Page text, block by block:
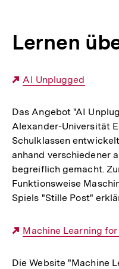
Lernen
Externer
AI Unplugged
Das Angebot "AI
Alexander-Universität
Schulklassen
anhand verschiedener
begreiflich gemacht.
Funktionsweise
Spiels "Stille Post"
Externer
Machine Learning
Die Website "Machine